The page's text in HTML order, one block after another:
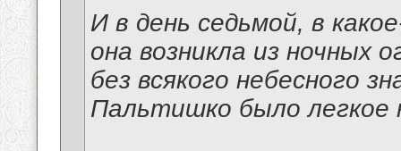
И в день седьмой, в
она возникла из ночных
без всякого небесного
Пальтишко было легкое